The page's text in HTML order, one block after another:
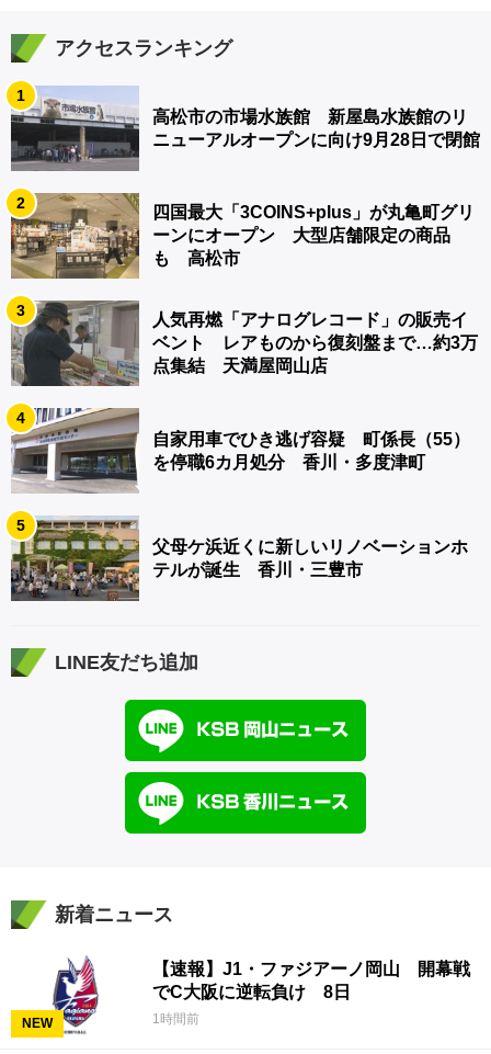
アクセスランキング
1
高松市の市場水族館 新屋島水族館のリ
ニューアルオープンに向け9月28日で閉館
2
四国最大「3COINS+plus」が丸亀町グリ
ーンにオープン 大型店舗限定の商品
も 高松市
3
人気再燃「アナログレコード」の販売イ
ベント レアものから復刻盤まで…約3万
点集結 天満屋岡山店
4
自家用車でひき逃げ容疑 町係長（55）
を停職6カ月処分 香川・多度津町
5
父母ケ浜近くに新しいリノベーションホ
テルが誕生 香川・三豊市
LINE友だち追加
新着ニュース
NEW
【速報】J1・ファジアーノ岡山 開幕戦
でC大阪に逆転負け 8日
1時間前